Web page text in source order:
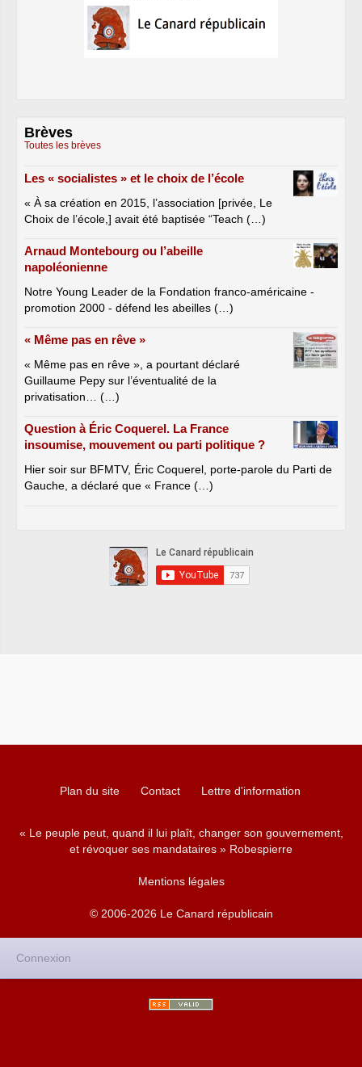
Brèves
Toutes les brèves
Les « socialistes » et le choix de l’école
« À sa création en 2015, l’association [privée, Le
Choix de l’école,] avait été baptisée “Teach (…)
Arnaud Montebourg ou l’abeille
napoléonienne
Notre Young Leader de la Fondation franco-américaine -
promotion 2000 - défend les abeilles (…)
« Même pas en rêve »
« Même pas en rêve », a pourtant déclaré
Guillaume Pepy sur l’éventualité de la
privatisation… (…)
Question à Éric Coquerel. La France
insoumise, mouvement ou parti politique ?
Hier soir sur BFMTV, Éric Coquerel, porte-parole du Parti de
Gauche, a déclaré que « France (…)
Plan du site Contact Lettre d'information
« Le peuple peut, quand il lui plaît, changer son gouvernement,
et révoquer ses mandataires » Robespierre
Mentions légales
© 2006-2026 Le Canard républicain
Connexion